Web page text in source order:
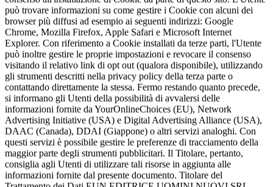
può trovare informazioni su come gestire i Cookie con alcuni dei
browser più diffusi ad esempio ai seguenti indirizzi: Google
Chrome, Mozilla Firefox, Apple Safari e Microsoft Internet
Explorer. Con riferimento a Cookie installati da terze parti, l'Utente
può inoltre gestire le proprie impostazioni e revocare il consenso
visitando il relativo link di opt out (qualora disponibile), utilizzando
gli strumenti descritti nella privacy policy della terza parte o
contattando direttamente la stessa. Fermo restando quanto precede,
si informano gli Utenti della possibilità di avvalersi delle
informazioni fornite da YourOnlineChoices (EU), Network
Advertising Initiative (USA) e Digital Advertising Alliance (USA),
DAAC (Canada), DDAI (Giappone) o altri servizi analoghi. Con
questi servizi è possibile gestire le preferenze di tracciamento della
maggior parte degli strumenti pubblicitari. Il Titolare, pertanto,
consiglia agli Utenti di utilizzare tali risorse in aggiunta alle
informazioni fornite dal presente documento. Titolare del